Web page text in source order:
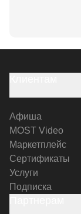
Афиша
MOST Video
Маркетплейс
Сертификаты
Услуги
Подписка